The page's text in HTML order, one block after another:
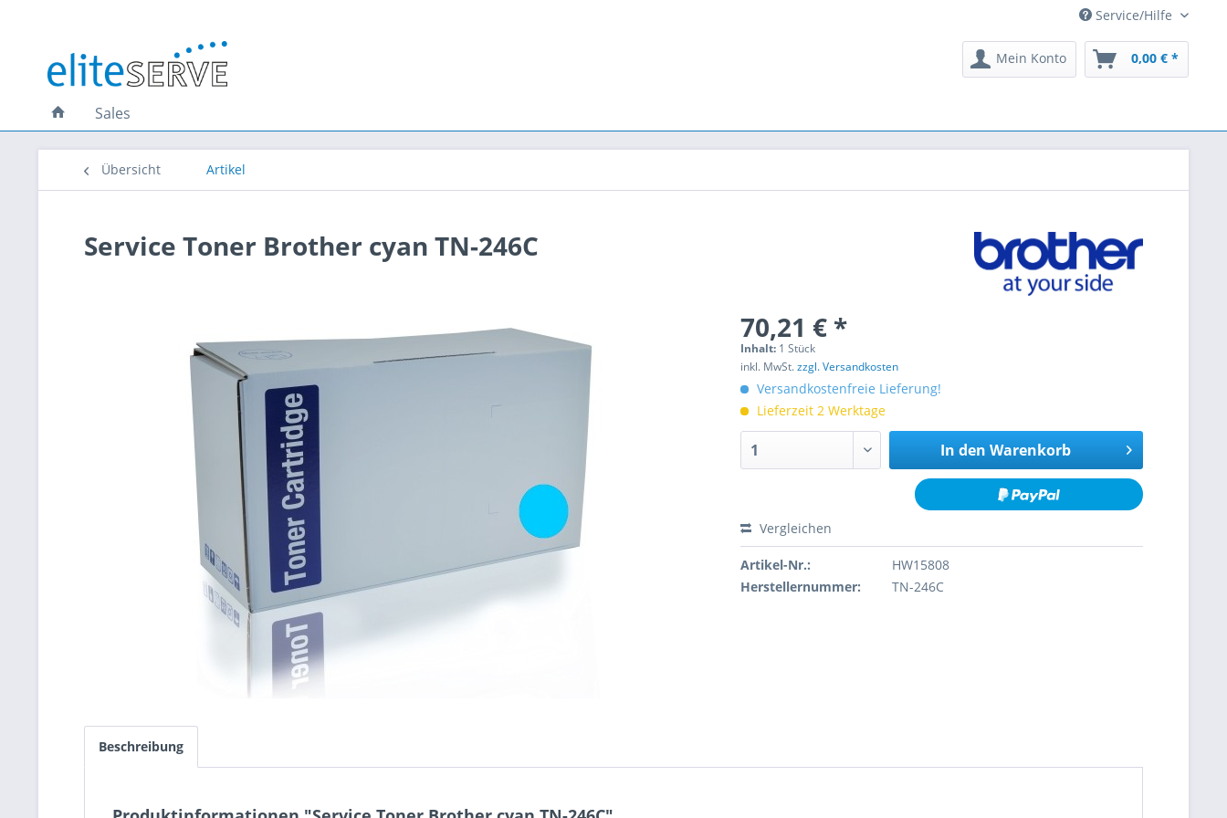
Service/Hilfe
Mein Konto 0,00 € *
Sales
Übersicht Artikel
Service Toner Brother cyan TN-246C
70,21 € *
Inhalt: 1 Stück
inkl. MwSt.zzgl. Versandkosten
Versandkostenfreie Lieferung!
Lieferzeit 2 Werktage
In den Warenkorb
Vergleichen
Artikel-Nr.:
HW15808
Herstellernummer:
TN-246C
Beschreibung